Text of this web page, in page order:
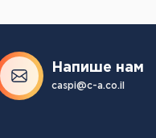
Напише нам
caspi@c-a.co.il